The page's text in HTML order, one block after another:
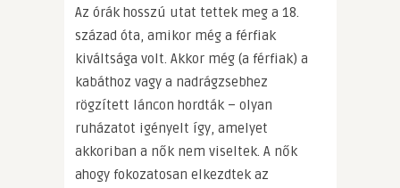
Az órák hosszú utat tettek meg a 18.
század óta, amikor még a férfiak
kiváltsága volt. Akkor még (a férfiak) a
kabáthoz vagy a nadrágzsebhez
rögzített láncon hordták – olyan
ruházatot igényelt így, amelyet
akkoriban a nők nem viseltek. A nők
ahogy fokozatosan elkezdtek az